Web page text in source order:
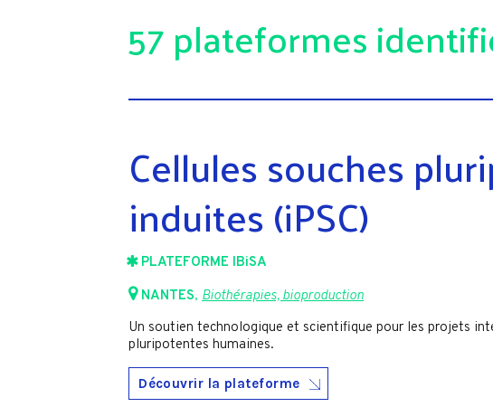
57 plateformes
Cellules souches
induites (iPSC)
PLATEFORME IBiSA
NANTES,Biothérapies, bioproduction
Un soutien technologique et scientifique pour les projets
pluripotentes humaines.
Découvrir la plateforme